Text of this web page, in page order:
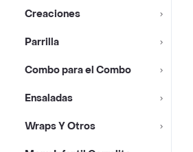
Creaciones
Parrilla
Combo para el Combo
Ensaladas
Wraps Y Otros